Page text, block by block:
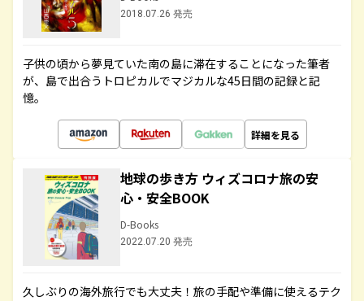
2018.07.26 発売
子供の頃から夢見ていた南の島に滞在することになった筆者
が、島で出合うトロピカルでマジカルな45日間の記録と記
憶。
詳細を見る
地球の歩き方 ウィズコロナ旅の安
心・安全BOOK
D-Books
2022.07.20 発売
久しぶりの海外旅行でも大丈夫！旅の手配や準備に使えるテク